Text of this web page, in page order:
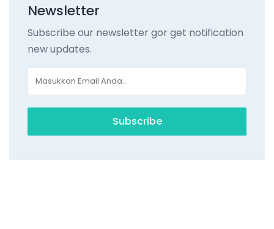
Newsletter
Subscribe our newsletter gor get notification
new updates.
Subscribe